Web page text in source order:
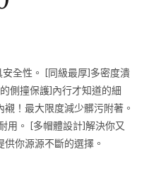
全性。 [同級最厚]多密度潰
側撞保護]內行才知道的細
！最大限度減少髒污附著。
用。 [多帽體設計]解決你又
你源源不斷的選擇。